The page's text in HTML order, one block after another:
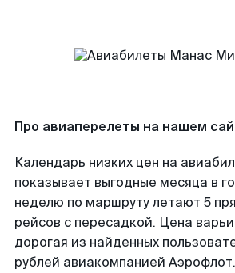
Про авиаперелеты на нашем
Календарь низких цен на
показывает выгодные месяца в
неделю по маршруту летают 5
рейсов с пересадкой. Цена
дорогая из найденных
рублей авиакомпанией Аэрофлот.